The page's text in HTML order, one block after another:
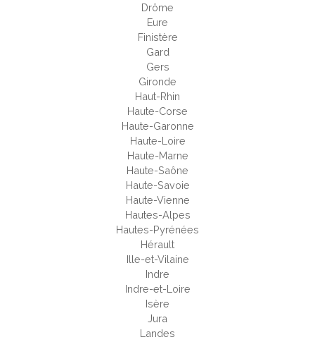
Drôme
Eure
Finistère
Gard
Gers
Gironde
Haut-Rhin
Haute-Corse
Haute-Garonne
Haute-Loire
Haute-Marne
Haute-Saône
Haute-Savoie
Haute-Vienne
Hautes-Alpes
Hautes-Pyrénées
Hérault
Ille-et-Vilaine
Indre
Indre-et-Loire
Isère
Jura
Landes